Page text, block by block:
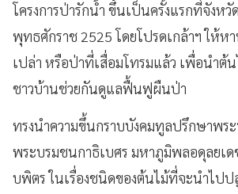
โครงการป่ารักน้ำ ขึ้นเป็นครั้งแรกที่จังหวั
พุทธศักราช 2525 โดยโปรดเกล้าฯ ให้หา
เปล่า หรือป่าที่เสื่อมโทรมแล้ว เพื่อนำต้
ชาวบ้านช่วยกันดูแลฟื้นฟูผืนป่า
ทรงนำความขึ้นกราบบังคมทูลปรึกษาพร
พระบรมชนกาธิเบศร มหาภูมิพลอดุลยเ
บพิตร ในเรื่องชนิดของต้นไม้ที่จะนำไปป